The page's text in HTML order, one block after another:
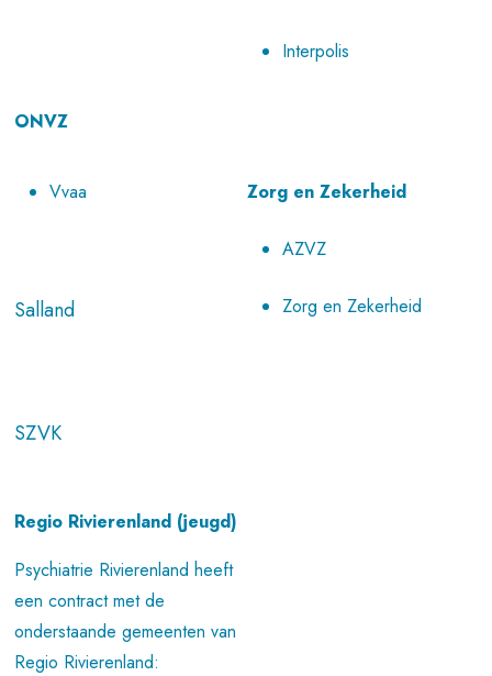
Interpolis
ONVZ
Vvaa Zorg en Zekerheid
AZVZ
Salland Zorg en Zekerheid
SZVK
Regio Rivierenland (jeugd)
Psychiatrie Rivierenland heeft
een contract met de
onderstaande gemeenten van
Regio Rivierenland: